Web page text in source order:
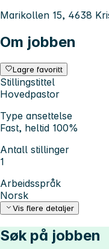
Marikollen 15, 4638
Om jobben
Lagre favoritt
Stillingstittel
Hovedpastor
Type ansettelse
Fast, heltid 100%
Antall stillinger
1
Arbeidsspråk
Norsk
Vis flere detaljer
Søk på jobben